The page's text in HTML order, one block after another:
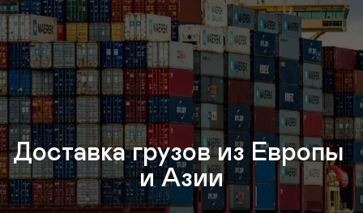
Доставка грузов из Европы
и Азии